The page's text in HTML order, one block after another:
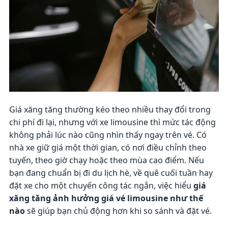
Giá xăng tăng thường kéo theo nhiều thay đổi trong
chi phí đi lại, nhưng với xe limousine thì mức tác động
không phải lúc nào cũng nhìn thấy ngay trên vé. Có
nhà xe giữ giá một thời gian, có nơi điều chỉnh theo
tuyến, theo giờ chạy hoặc theo mùa cao điểm. Nếu
bạn đang chuẩn bị đi du lịch hè, về quê cuối tuần hay
đặt xe cho một chuyến công tác ngắn, việc hiểu giá
xăng tăng ảnh hưởng giá vé limousine như thế
nàosẽ giúp bạn chủ động hơn khi so sánh và đặt vé.